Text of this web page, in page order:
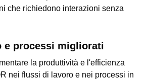
che richiedono interazioni senza
e processi migliorati
la produttività e l'efficienza
nei flussi di lavoro e nei processi in